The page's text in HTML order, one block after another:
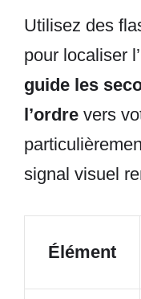
Utilisez des
pour localiser
guide les
l’ordre vers
signal visuel
Élément